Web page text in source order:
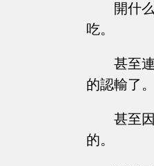
開什
吃。
甚至
的認輸了。
甚至
的。